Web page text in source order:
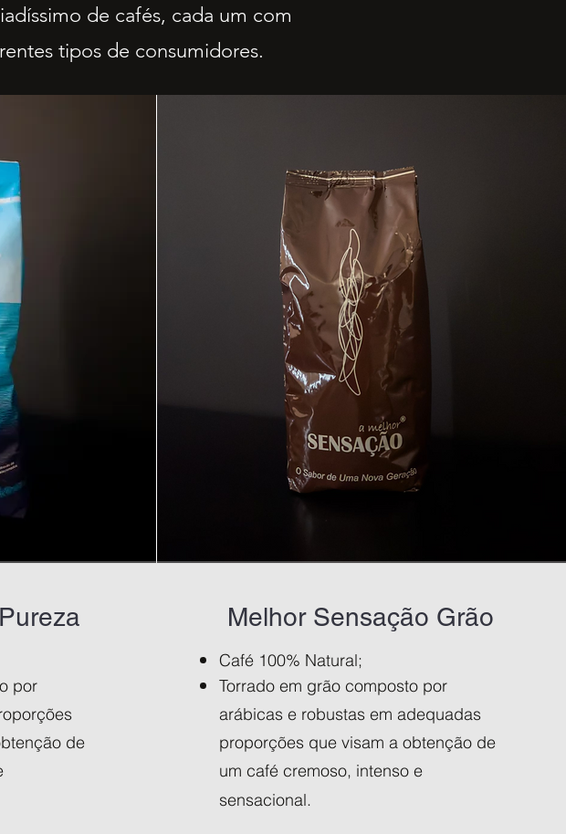
de cafés, cada um com
tipos de consumidores.
por
de
Melhor Sensação Grão
Café 100% Natural;
Torrado em grão composto por
arábicas e robustas em adequadas
proporções que visam a obtenção de
um café cremoso, intenso e
sensacional.